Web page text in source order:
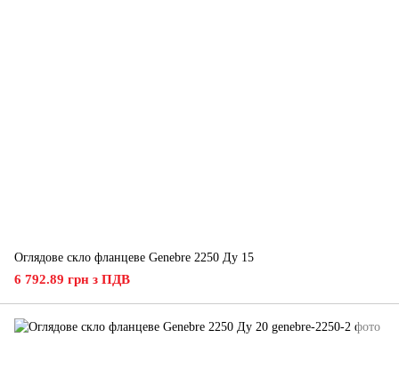
Оглядове скло фланцеве Genebre 2250 Ду 15
6 792.89 грн з ПДВ